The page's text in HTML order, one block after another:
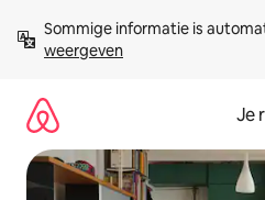
direct
naar
Sommige informatie is
weergeven
Je